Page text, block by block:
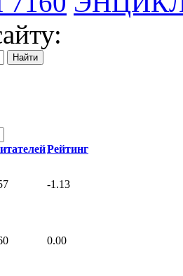
Рейтинг
-1.13
0.00